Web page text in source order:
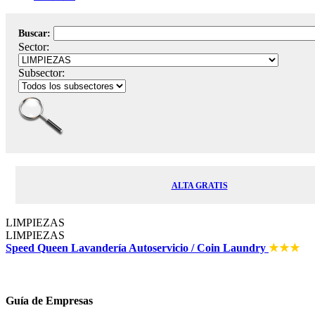
Buscar:
Sector:
Subsector:
ALTA GRATIS
LIMPIEZAS
LIMPIEZAS
Speed Queen Lavandería Autoservicio / Coin Laundry
Guía de Empresas